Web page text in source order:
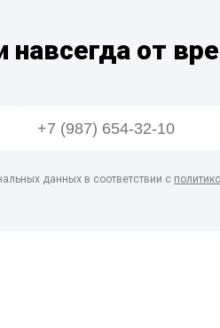
навсегда от
данных в соответствии с